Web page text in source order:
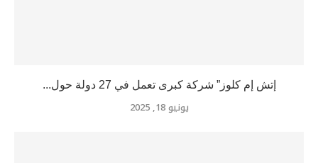
إتش إم كلوز” شركة كبرى تعمل في 27 دولة حول...
يونيو 18, 2025